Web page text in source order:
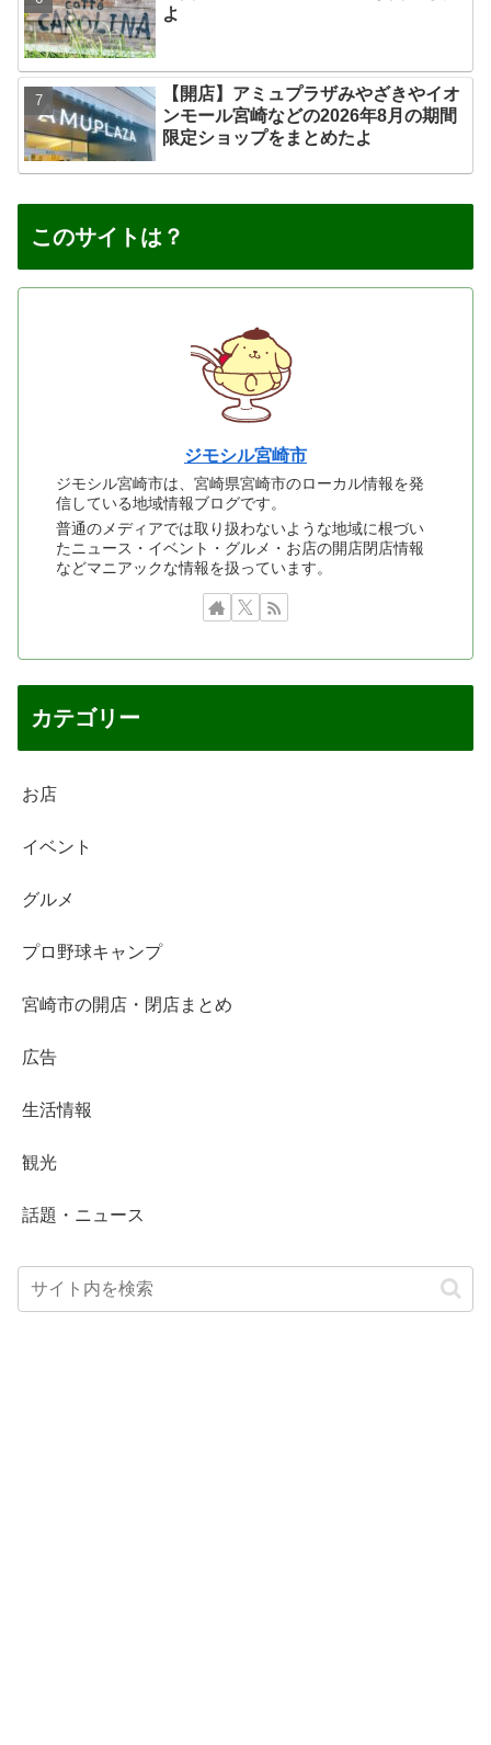
よ
【開店】アミュプラザみやざきやイオ
ンモール宮崎などの2026年8月の期間
限定ショップをまとめたよ
このサイトは？
ジモシル宮崎市
ジモシル宮崎市は、宮崎県宮崎市のローカル情報を発
信している地域情報ブログです。
普通のメディアでは取り扱わないような地域に根づい
たニュース・イベント・グルメ・お店の開店閉店情報
などマニアックな情報を扱っています。
カテゴリー
お店
イベント
グルメ
プロ野球キャンプ
宮崎市の開店・閉店まとめ
広告
生活情報
観光
話題・ニュース